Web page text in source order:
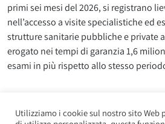
primi sei mesi del 2026, si registrano
nell’accesso a visite specialistiche ed
strutture sanitarie pubbliche e private
erogato nei tempi di garanzia 1,6
esami in più rispetto allo stesso
Utilizziamo i cookie sul nostro sito Web